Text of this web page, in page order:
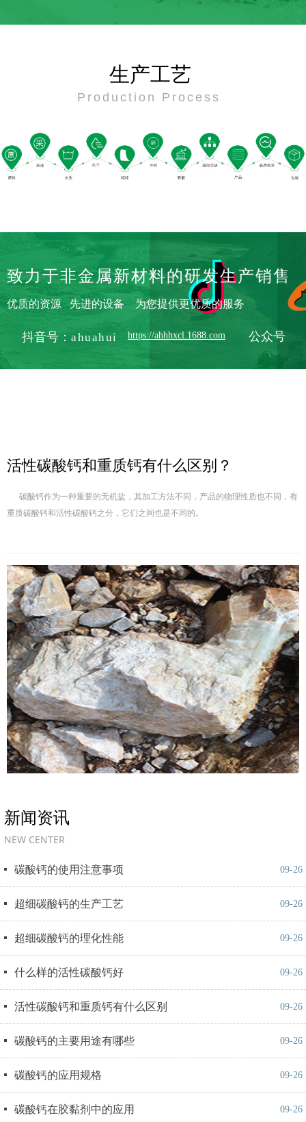
活性碳酸钙和重质钙有什么区别？
碳酸钙作为一种重要的无机盐，其加工方法不同，产品的物理性质也不同，有
重质碳酸钙和活性碳酸钙之分，它们之间也是不同的。
09-26
넷 碳酸钙的使用注意事项
09-26
넷 超细碳酸钙的生产工艺
09-26
넷 超细碳酸钙的理化性能
09-26
넷 什么样的活性碳酸钙好
09-26
넷 活性碳酸钙和重质钙有什么区别
09-26
넷 碳酸钙的主要用途有哪些
09-26
넷 碳酸钙的应用规格
09-26
넷 碳酸钙在胶黏剂中的应用
新闻资讯
NEW CENTER
生产工艺
Production Process
抖音号： ahuahui https://ahhhxcl.1688.com
致力于非金属新材料的研发生产销售
优质的资源 先进的设备 为您提供更优质的服务
公众号